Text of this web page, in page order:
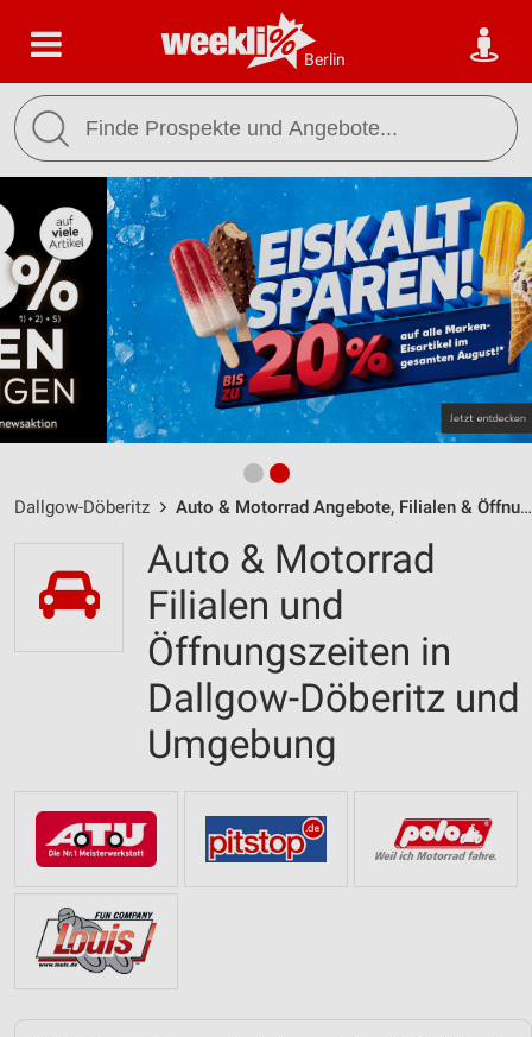
Berlin
Dallgow-Döberitz Auto & Motorrad Angebote, Filialen & Öffnungszeiten
Auto & Motorrad
Filialen und
Öffnungszeiten in
Dallgow-Döberitz und
Umgebung